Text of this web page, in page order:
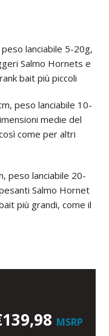
lanciabile 5-20g,
Salmo Hornets e
bait più piccoli
peso lanciabile 10-
medie del
come per altri
peso lanciabile 20-
Salmo Hornet
più grandi, come il
MSRP